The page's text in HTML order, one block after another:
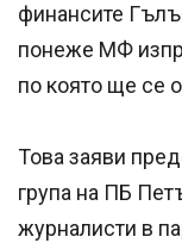
финансите
понеже МФ
по която ще се
Това заяви
група на ПБ
журналисти в